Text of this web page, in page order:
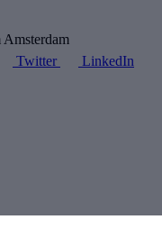
Amsterdam
Twitter LinkedIn